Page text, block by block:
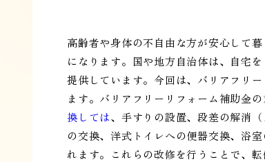
高齢者や身体の不自由な方が安心して
になります。国や地方自治体は、自宅
提供しています。今回は、バリアフリ
ます。バリアフリーリフォーム補助金
換しては、手すりの設置、段差の解消
の交換、洋式トイレへの便器交換、浴
れます。これらの改修を行うことで、